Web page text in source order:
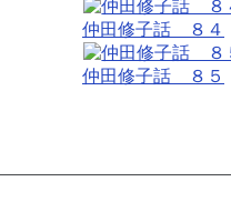
仲田修子話 ８４
仲田修子話 ８５